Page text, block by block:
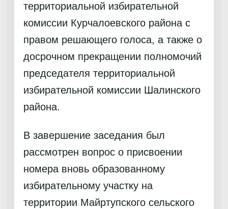
территориальной избирательной
комиссии Курчалоевского района с
правом решающего голоса, а также о
досрочном прекращении полномочий
председателя территориальной
избирательной комиссии Шалинского
района.
В завершение заседания был
рассмотрен вопрос о присвоении
номера вновь образованному
избирательному участку на
территории Майртупского сельского